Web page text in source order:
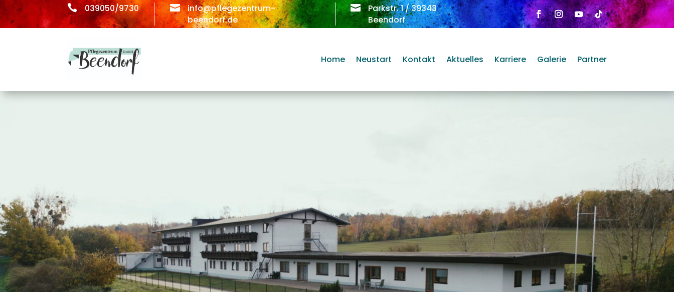
 039050/9730 
info@pflegezentrum-
beendorf.de

Parkstr. 1 / 39343
Beendorf
Home Neustart Kontakt Aktuelles Karriere Galerie Partner